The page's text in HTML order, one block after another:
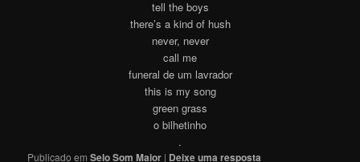
tell the boys
there’s a kind of hush
never, never
call me
funeral de um lavrador
this is my song
green grass
o bilhetinho
.
Publicado em Selo Som Maior | Deixe uma resposta